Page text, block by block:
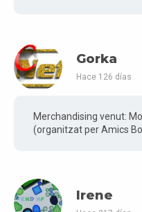
Gorka
Hace 126 días
Merchandising venut:
(organitzat per Amics
Irene